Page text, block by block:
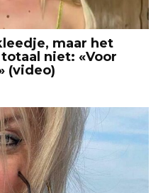
maar het
niet: «Voor
(video)